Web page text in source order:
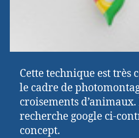
Cette technique est très
le cadre de
croisements d’animaux.
recherche google ci-
concept.